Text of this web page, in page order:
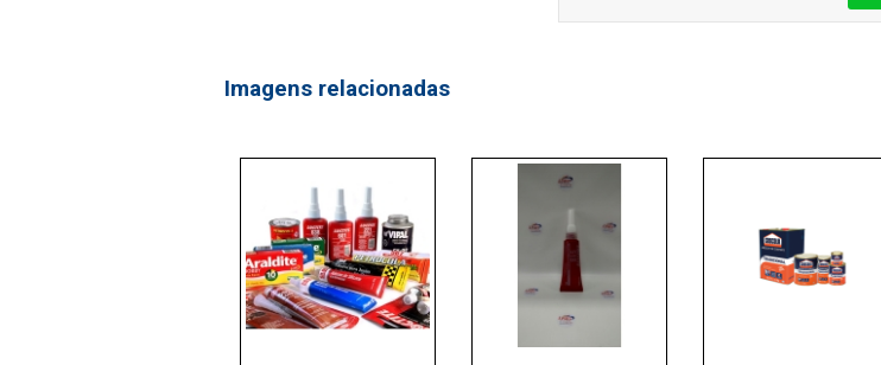
Imagens relacionadas